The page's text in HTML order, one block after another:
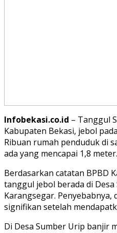
Infobekasi.co.id – Tanggul
Kabupaten Bekasi, jebol
Ribuan rumah penduduk di
ada yang mencapai 1,8 meter.
Berdasarkan catatan BPBD
tanggul jebol berada di
Karangsegar.
signifikan setelah
Di Desa Sumber Urip banjir